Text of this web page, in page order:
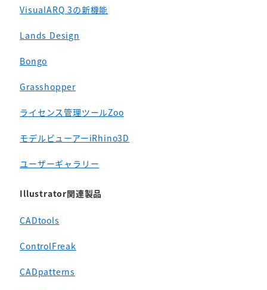
VisualARQ 3の新機能
Lands Design
Bongo
Grasshopper
ライセンス管理ツールZoo
モデルビューアーiRhino3D
ユーザーギャラリー
Illustrator関連製品
CADtools
ControlFreak
CADpatterns